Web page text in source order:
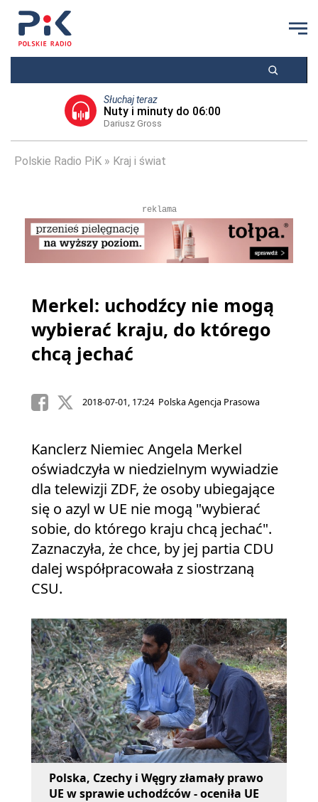
Słuchaj teraz
Nuty i minuty do 06:00
Dariusz Gross
Polskie Radio PiK Kraj i świat
reklama
Merkel: uchodźcy nie mogą
wybierać kraju, do którego
chcą jechać
2018-07-01, 17:24 Polska Agencja Prasowa
Kanclerz Niemiec Angela Merkel
oświadczyła w niedzielnym wywiadzie
dla telewizji ZDF, że osoby ubiegające
się o azyl w UE nie mogą "wybierać
sobie, do którego kraju chcą jechać".
Zaznaczyła, że chce, by jej partia CDU
dalej współpracowała z siostrzaną
CSU.
Polska, Czechy i Węgry złamały prawo
UE w sprawie uchodźców - oceniła UE